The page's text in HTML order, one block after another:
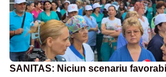
SANITAS: Niciun scenariu